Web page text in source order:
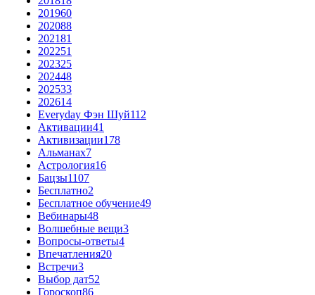
201960
202088
202181
202251
202325
202448
202533
202614
Everyday Фэн Шуй112
Активации41
Активизации178
Альманах7
Астрология16
Бацзы1107
Бесплатно2
Бесплатное обучение49
Вебинары48
Волшебные вещи3
Вопросы-ответы4
Впечатления20
Встречи3
Выбор дат52
Гороскоп86